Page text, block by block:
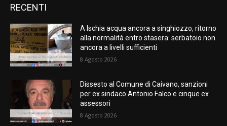
RECENTI
A Ischia acqua ancora a singhiozzo, ritorno
alla normalità entro stasera: serbatoio non
ancora a livelli sufficienti
8 Agosto 2026
Dissesto al Comune di Caivano, sanzioni
per ex sindaco Antonio Falco e cinque ex
assessori
8 Agosto 2026